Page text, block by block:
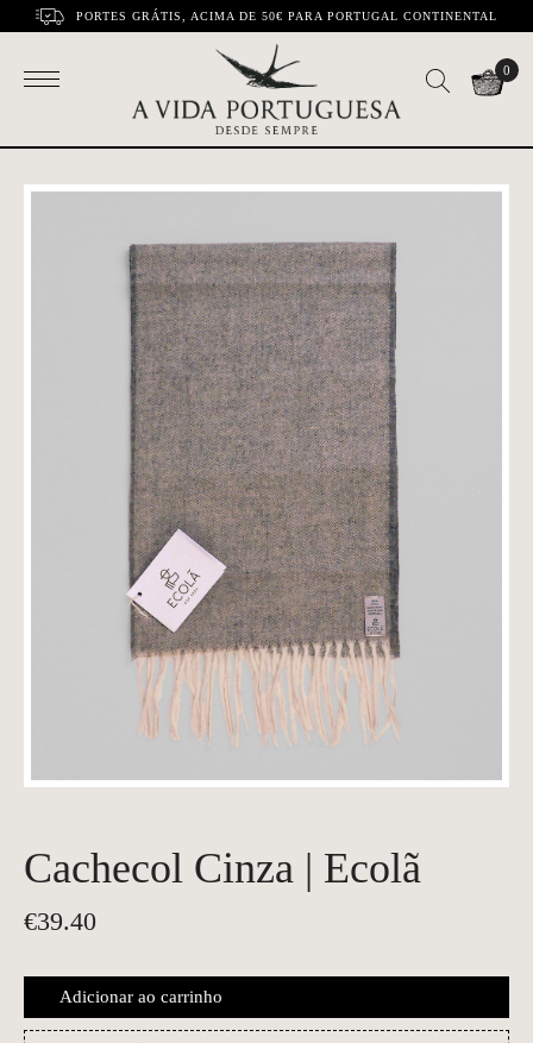
PORTES GRÁTIS, ACIMA DE 50€ PARA PORTUGAL CONTINENTAL
0
Cachecol Cinza | Ecolã
€39.40
Adicionar ao carrinho